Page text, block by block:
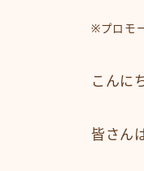
※プロモ
こんに
皆さん